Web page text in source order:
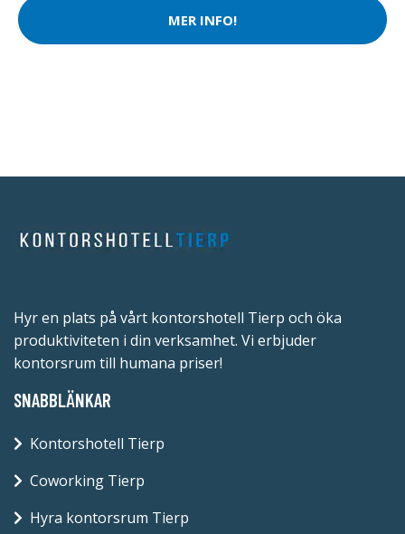
MER INFO!
Hyr en plats på vårt kontorshotell Tierp och öka
produktiviteten i din verksamhet. Vi erbjuder
kontorsrum till humana priser!
SNABBLÄNKAR
Kontorshotell Tierp
Coworking Tierp
Hyra kontorsrum Tierp